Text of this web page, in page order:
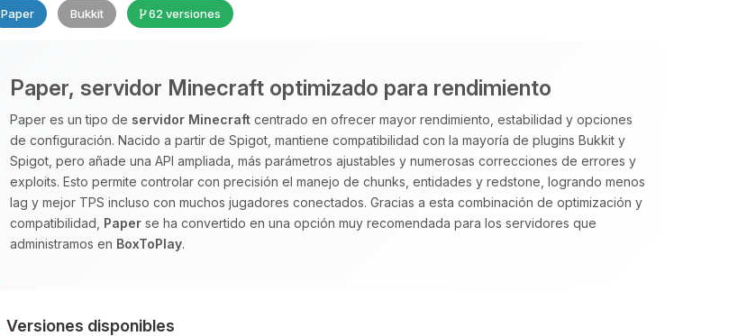
Paper Bukkit 62 versiones
Paper, servidor Minecraft optimizado para rendimiento
Paper es un tipo de servidor Minecraft centrado en ofrecer mayor rendimiento, estabilidad y opciones
de configuración. Nacido a partir de Spigot, mantiene compatibilidad con la mayoría de plugins Bukkit y
Spigot, pero añade una API ampliada, más parámetros ajustables y numerosas correcciones de errores y
exploits. Esto permite controlar con precisión el manejo de chunks, entidades y redstone, logrando menos
lag y mejor TPS incluso con muchos jugadores conectados. Gracias a esta combinación de optimización y
compatibilidad, Paper se ha convertido en una opción muy recomendada para los servidores que
administramos en BoxToPlay.
Versiones disponibles